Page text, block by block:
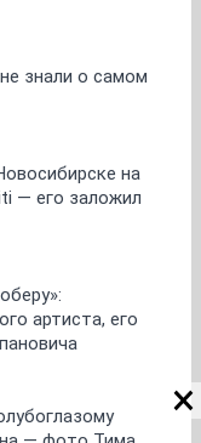
знали о самом
на
— его заложил
артиста, его